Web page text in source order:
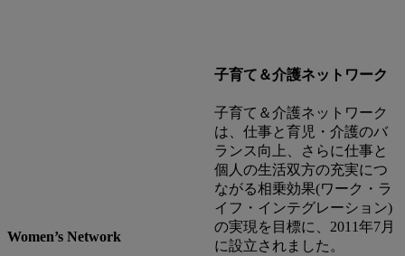
Women’s Network
子育て＆介護ネットワーク
子育て＆介護ネットワーク
は、仕事と育児・介護のバ
ランス向上、さらに仕事と
個人の生活双方の充実につ
ながる相乗効果(ワーク・ラ
イフ・インテグレーション)
の実現を目標に、2011年7月
に設立されました。